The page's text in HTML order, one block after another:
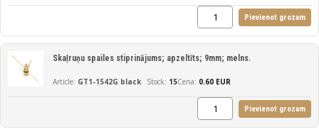
Pievienot grozam
GT1-1542G black
Skaļruņu spailes stiprinājums; apzeltīts; 9mm; melns.
15Cena: 0.60 EUR
Pievienot grozam